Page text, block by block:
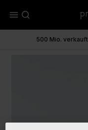
menu
500 Mio.